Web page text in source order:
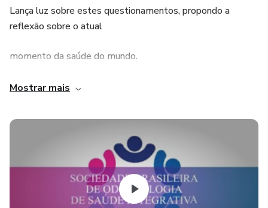
Lança luz sobre estes questionamentos, propondo a
reflexão sobre o atual
momento da saúde do mundo.
São os Eventos de imersão em conhecimentos
e renomados que compartilham seus estudos,
pesquisas e técnicas com o público em geral.
Mostrar mais